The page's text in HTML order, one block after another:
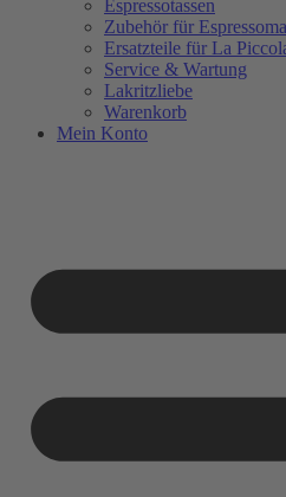
Espressotassen
Zubehör für
Ersatzteile für La
Service & Wartung
Lakritzliebe
Warenkorb
Mein Konto